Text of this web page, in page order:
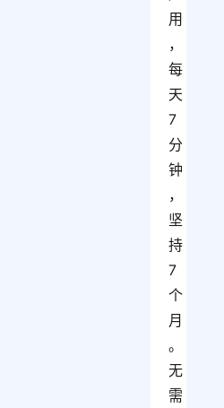
用
，
每
天
7
分
钟
，
坚
持
7
个
月
。
无
需